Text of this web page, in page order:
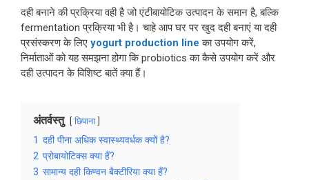
दही बनाने की प्रक्रिया वही है जो एंटीबायोटिक उत्पादन के समान है, बल्कि
fermentation प्रक्रिया भी है। चाहे आप घर पर खुद दही बनाएं या दही
प्रसंस्करण के लिए yogurt production line का उपयोग करें,
निर्माताओं को यह समझना होगा कि probiotics का कैसे उपयोग करें और
दही उत्पादन के विशिष्ट बातें क्या हैं।
अंतर्वस्तु छिपाना
1 दही पीना अधिक स्वास्थ्यवर्धक क्यों है?
2 प्रोबायोटिक्स क्या हैं?
3 सामान्य दही किण्वन बैक्टीरिया क्या हैं?